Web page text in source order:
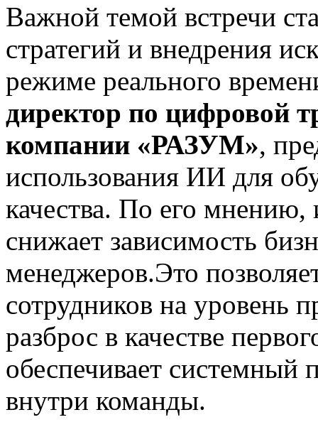
Важной темой встречи
стратегий и внедрения
режиме реального
директор по цифровой
компании «РАЗУМ»,
использования ИИ для
качества. По его
снижает зависимость
менеджеров.Это
сотрудников на уровень
разброс в качестве
обеспечивает системный
внутри команды.